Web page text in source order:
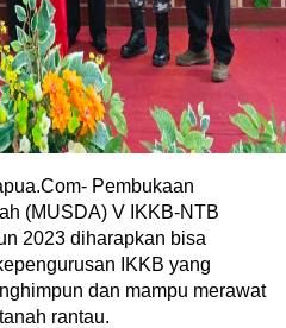
Pembukaan
(MUSDA) V IKKB-NTB
2023 diharapkan bisa
IKKB yang
dan mampu merawat
rantau.